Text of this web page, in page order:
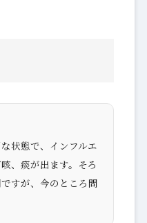
状態で、インフルエ
、痰が出ます。そろ
すが、今のところ問